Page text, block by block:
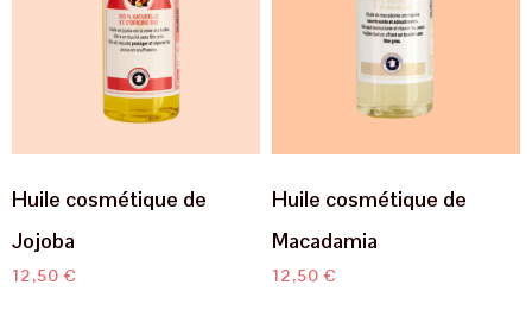
Huile cosmétique de
Jojoba
12,50€
Huile cosmétique de
Macadamia
12,50€